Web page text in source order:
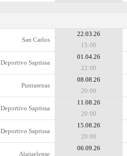
San Carlos
22.03.26
15:00
Deportivo Saprissa
01.04.26
22:00
Puntarenas
08.08.26
20:00
Deportivo Saprissa
11.08.26
20:00
Deportivo Saprissa
15.08.26
20:00
Alajuelense
06.09.26